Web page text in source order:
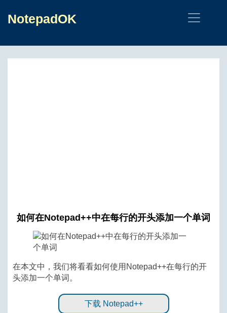
NotepadOK
如何在Notepad++中在每行的开头添加一个单词
在本文中，我们将看看如何使用Notepad++在每行的开
头添加一个单词。
下载 Notepad++